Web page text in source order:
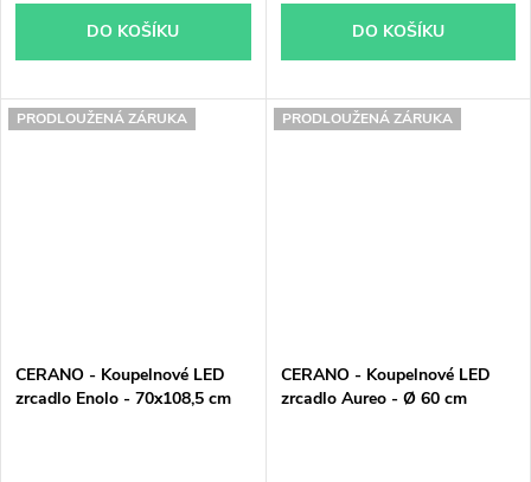
DO KOŠÍKU DO KOŠÍKU
PRODLOUŽENÁ ZÁRUKA
CERANO - Koupelnové LED
zrcadlo Enolo - 70x108,5 cm
PRODLOUŽENÁ ZÁRUKA
CERANO - Koupelnové LED
zrcadlo Aureo - Ø 60 cm